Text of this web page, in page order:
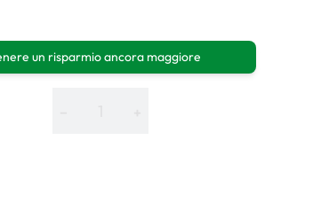
un risparmio ancora maggiore